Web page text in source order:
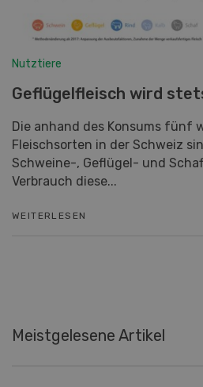
Nutztiere
Geflügelfleisch wird
Die anhand des Konsums fünf
Fleischsorten in der Schweiz
Schweine-, Geflügel- und
Verbrauch diese...
WEITERLESEN
Meistgelesene Artikel